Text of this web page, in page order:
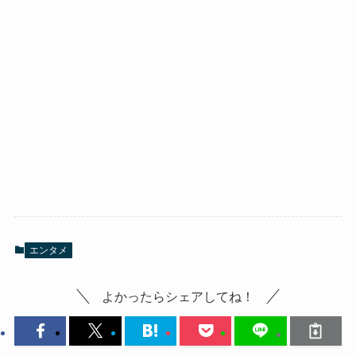
エンタメ
よかったらシェアしてね！